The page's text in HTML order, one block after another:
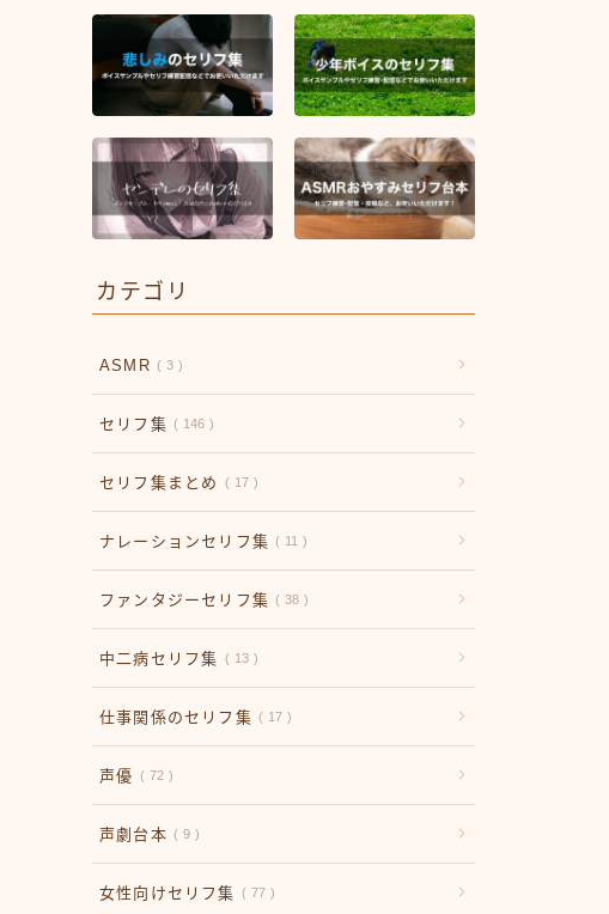
カテゴリ
ASMR 3
セリフ集 146
セリフ集まとめ 17
ナレーションセリフ集 11
ファンタジーセリフ集 38
中二病セリフ集 13
仕事関係のセリフ集 17
声優 72
声劇台本 9
女性向けセリフ集 77